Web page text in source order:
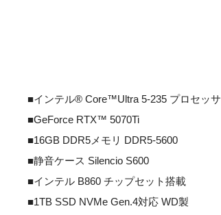
■インテル® Core™Ultra 5-235 プロセッサ
■GeForce RTX™ 5070Ti
■16GB DDR5メモリ DDR5-5600
■静音ケース Silencio S600
■インテル B860 チップセット搭載
■1TB SSD NVMe Gen.4対応 WD製